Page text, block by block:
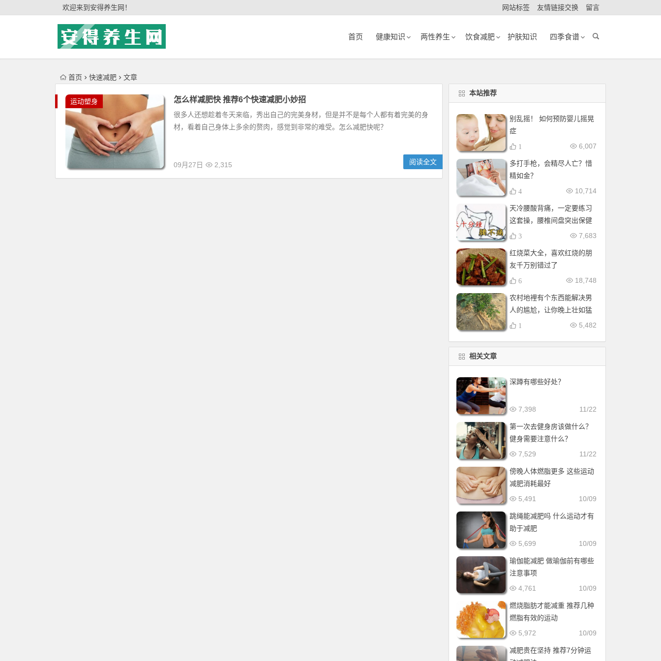
欢迎来到安得养生网！ 网站标签 友情链接交换 留言
首页 健康知识 两性养生 饮食减肥 护肤知识 四季食谱
首页 快速减肥 文章
运动塑身 怎么样减肥快 推荐6个快速减肥小妙招
很多人还想趁着冬天来临，秀出自己的完美身材，但是并不是每个人都有着完美的身
材，看着自己身体上多余的赘肉，感觉到非常的难受。怎么减肥快呢？
09月27日 2,315 阅读全文
本站推荐
别乱摇！ 如何预防婴儿摇晃
症
6,007
1
多打手枪，会精尽人亡？惜
精如金？
10,714
4
天冷腰酸背痛，一定要练习
这套操，腰椎间盘突出保健
操，全套收好！每天十分钟
7,683
3
红烧菜大全，喜欢红烧的朋
友千万别错过了
18,748
6
农村地裡有个东西能解决男
人的尴尬，让你晚上壮如猛
牛床受不了
5,482
1
相关文章
深蹲有哪些好处？
11/22
7,398
第一次去健身房该做什么？
健身需要注意什么？
11/22
7,529
傍晚人体燃脂更多 这些运动
减肥消耗最好
10/09
5,491
跳绳能减肥吗 什么运动才有
助于减肥
10/09
5,699
瑜伽能减肥 做瑜伽前有哪些
注意事项
10/09
4,761
燃烧脂肪才能减重 推荐几种
燃脂有效的运动
10/09
5,972
减肥贵在坚持 推荐7分钟运